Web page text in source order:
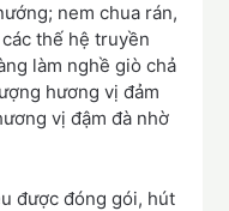
nem chua rán,
thế hệ truyền
làm nghề giò chả
hương vị đảm
vị đậm đà nhờ
được đóng gói, hút